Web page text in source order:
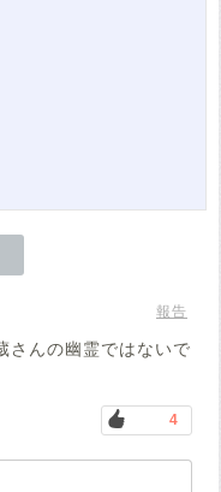
報告
さんの幽霊ではないで
4